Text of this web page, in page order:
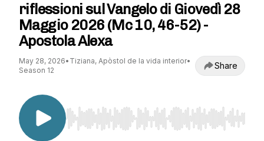
riflessioni sul Vangelo di Giovedì 28
Maggio 2026 (Mc 10, 46-52) -
Apostola Alexa
May 28, 2026• Tiziana, Apòstol de la vida interior•
Season 12
Share
Use Left/Right to seek, Home/End to jump to